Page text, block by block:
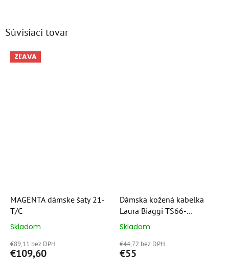
Súvisiaci tovar
ZĽAVA
MAGENTA dámske šaty 21-
T/C
Priemerné
produktu
Skladom
€89,11 bez DPH
€109,60
Dámska kožená kabelka
Laura Biaggi TS66-
6603/DARKBEIGE
Priemerné
produktu
Skladom
€44,72 bez DPH
€55